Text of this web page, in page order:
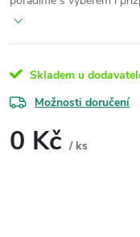
Skladem u
Možnosti doručení
0 Kč / ks